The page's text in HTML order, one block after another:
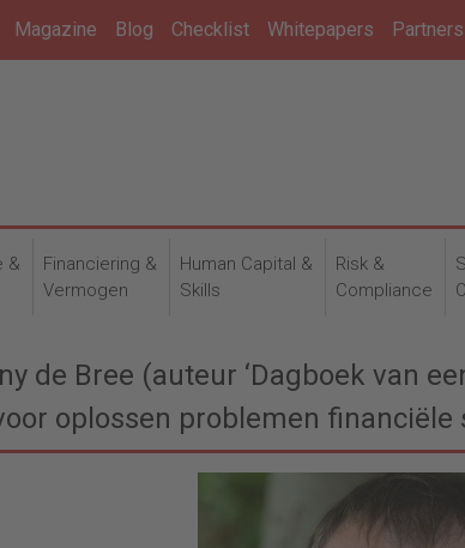
Magazine Blog Checklist Whitepapers Partners
&
Financiering &
Vermogen
Human Capital &
Skills
Risk &
Compliance
de Bree (auteur ‘Dagboek van
oplossen problemen financiële